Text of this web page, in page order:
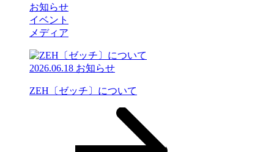
お知らせ
イベント
メディア
2026.06.18 お知らせ
ZEH〔ゼッチ〕について